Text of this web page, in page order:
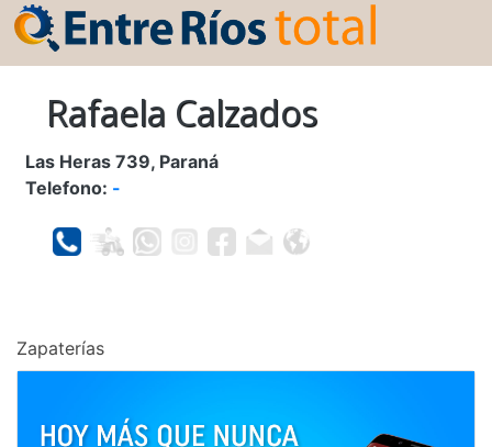
Rafaela Calzados
Las Heras 739, Paraná
Telefono: -
Zapaterías